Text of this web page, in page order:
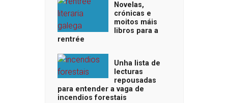
Novelas,
crónicas e
moitos máis
libros para a
rentrée
Unha lista de
lecturas
repousadas
para entender a vaga de
incendios forestais